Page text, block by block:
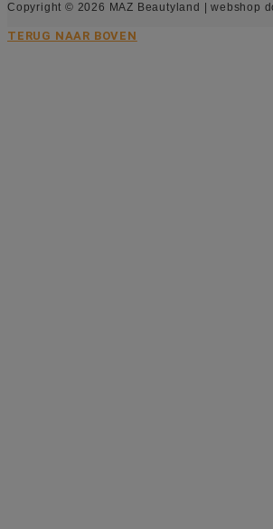
Copyright © 2026 MAZ Beautyland | webshop
TERUG NAAR BOVEN